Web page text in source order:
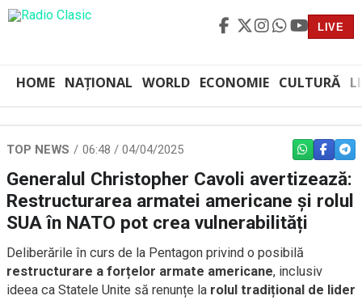
LIVE
HOME NAȚIONAL WORLD ECONOMIE CULTURĂ
TOP NEWS 06:48 / 04/04/2025 WHATSAPP
Generalul Christopher Cavoli avertizează:
Restructurarea armatei americane și rolul
SUA în NATO pot crea vulnerabilități
Deliberările în curs de la Pentagon privind o posibilă
restructurare a forțelor armate americane, inclusiv
ideea ca Statele Unite să renunțe la rolul tradițional de lider